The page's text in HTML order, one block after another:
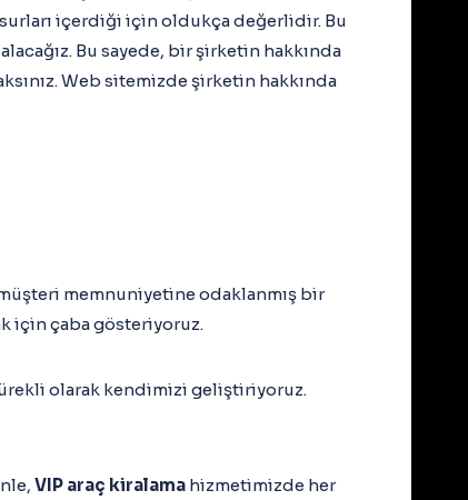
içerdiği için oldukça değerlidir. Bu
Bu sayede, bir şirketin hakkında
Web sitemizde şirketin hakkında
memnuniyetine odaklanmış bir
için çaba gösteriyoruz.
olarak kendimizi geliştiriyoruz.
VIP araç kiralama hizmetimizde her